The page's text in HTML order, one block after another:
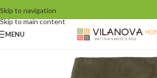
Skip to navigation
Skip to main content
MENU